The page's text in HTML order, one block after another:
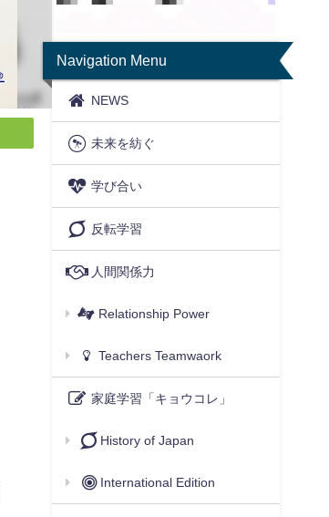
Navigation Menu
NEWS
未来を紡ぐ
学び合い
反転学習
人間関係力
Relationship Power
Teachers Teamwaork
家庭学習「キョウコレ」
History of Japan
International Edition